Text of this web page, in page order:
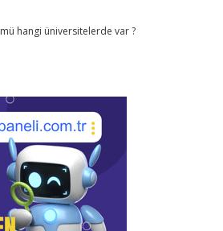
hangi üniversitelerde var ?